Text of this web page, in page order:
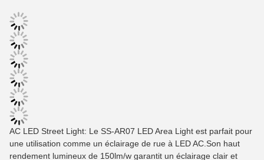
AC LED Street Light: Le SS-AR07 LED Area Light est parfait pour
une utilisation comme un éclairage de rue à LED AC.Son haut
rendement lumineux de 150lm/w garantit un éclairage clair et